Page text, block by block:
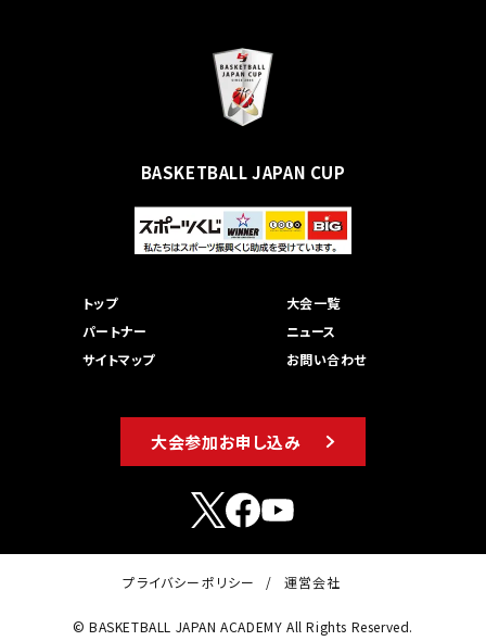
BASKETBALL JAPAN CUP
トップ
大会一覧
パートナー
ニュース
サイトマップ
お問い合わせ
大会参加お申し込み
プライバシーポリシー 運営会社
© BASKETBALL JAPAN ACADEMY All Rights Reserved.